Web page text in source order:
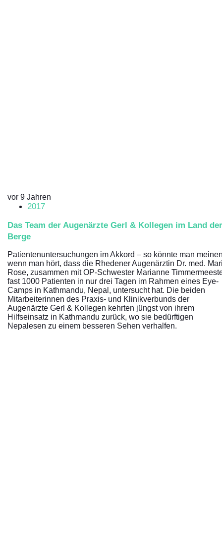
vor 9 Jahren
2017
Das Team der Augenärzte Gerl & Kollegen im Land der
Berge
Patientenuntersuchungen im Akkord – so könnte man
wenn man hört, dass die Rhedener Augenärztin Dr. med.
Rose, zusammen mit OP-Schwester Marianne
fast 1000 Patienten in nur drei Tagen im Rahmen eines Eye-
Camps in Kathmandu, Nepal, untersucht hat. Die beiden
Mitarbeiterinnen des Praxis- und Klinikverbunds der
Augenärzte Gerl & Kollegen kehrten jüngst von ihrem
Hilfseinsatz in Kathmandu zurück, wo sie bedürftigen
Nepalesen zu einem besseren Sehen verhalfen.